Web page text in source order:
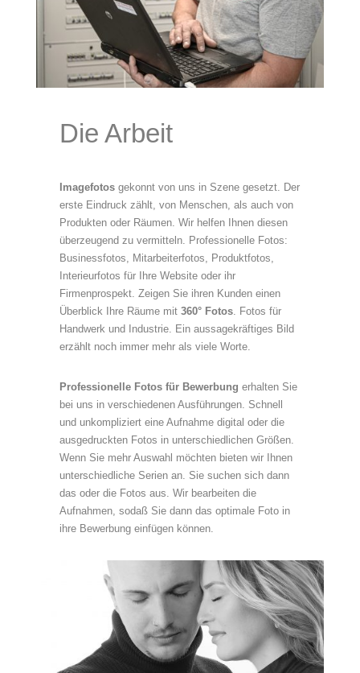
Die Arbeit
Imagefotos gekonnt von uns in Szene gesetzt. Der
erste Eindruck zählt, von Menschen, als auch von
Produkten oder Räumen. Wir helfen Ihnen diesen
überzeugend zu vermitteln. Professionelle Fotos:
Businessfotos, Mitarbeiterfotos, Produktfotos,
Interieurfotos für Ihre Website oder ihr
Firmenprospekt. Zeigen Sie ihren Kunden einen
Überblick Ihre Räume mit 360° Fotos. Fotos für
Handwerk und Industrie. Ein aussagekräftiges Bild
erzählt noch immer mehr als viele Worte.
Professionelle Fotos für Bewerbung erhalten Sie
bei uns in verschiedenen Ausführungen. Schnell
und unkompliziert eine Aufnahme digital oder die
ausgedruckten Fotos in unterschiedlichen Größen.
Wenn Sie mehr Auswahl möchten bieten wir Ihnen
unterschiedliche Serien an. Sie suchen sich dann
das oder die Fotos aus. Wir bearbeiten die
Aufnahmen, sodaß Sie dann das optimale Foto in
ihre Bewerbung einfügen können.